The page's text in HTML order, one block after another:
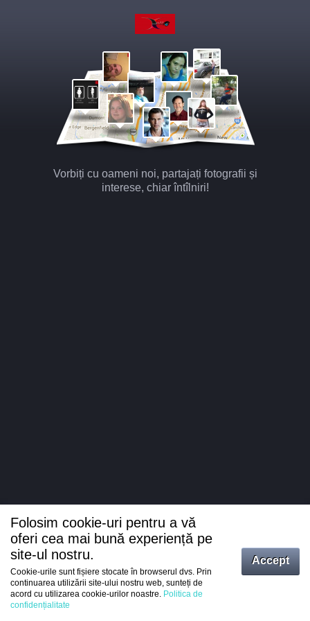
Vorbiți cu oameni noi, partajați fotografii și
interese, chiar întîlniri!
Intrați
Folosim cookie-uri pentru a vă
oferi cea mai bună experiență pe
site-ul nostru.
Cookie-urile sunt fișiere stocate în browserul dvs. Prin
continuarea utilizării site-ului nostru web, sunteți de
acord cu utilizarea cookie-urilor noastre. Politica de
confidențialitate
Accept